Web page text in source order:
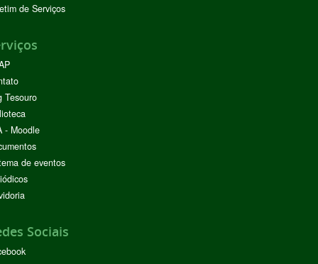
de Serviços
Tesouro
- Moodle
de eventos
Sociais